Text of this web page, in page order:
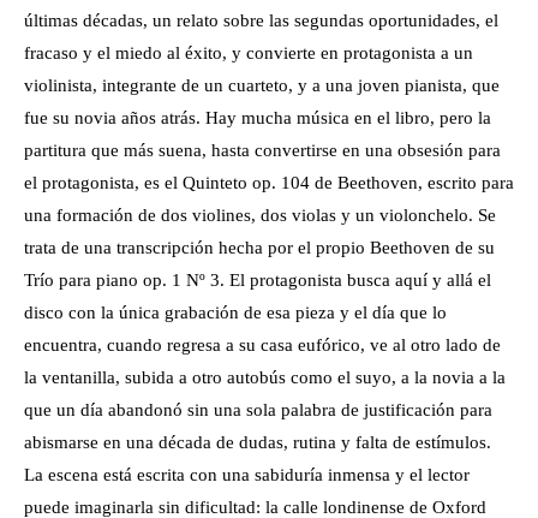
últimas décadas, un relato sobre las segundas oportunidades, el
fracaso y el miedo al éxito, y convierte en protagonista a un
violinista, integrante de un cuarteto, y a una joven pianista, que
fue su novia años atrás. Hay mucha música en el libro, pero la
partitura que más suena, hasta convertirse en una obsesión para
el protagonista, es el Quinteto op. 104 de Beethoven, escrito para
una formación de dos violines, dos violas y un violonchelo. Se
trata de una transcripción hecha por el propio Beethoven de su
Trío para piano op. 1 Nº 3. El protagonista busca aquí y allá el
disco con la única grabación de esa pieza y el día que lo
encuentra, cuando regresa a su casa eufórico, ve al otro lado de
la ventanilla, subida a otro autobús como el suyo, a la novia a la
que un día abandonó sin una sola palabra de justificación para
abismarse en una década de dudas, rutina y falta de estímulos.
La escena está escrita con una sabiduría inmensa y el lector
puede imaginarla sin dificultad: la calle londinense de Oxford